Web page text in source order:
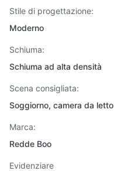
Stile di progettazione:
Moderno
Schiuma:
Schiuma ad alta densità
Scena consigliata:
Soggiorno, camera da letto
Marca:
Redde Boo
Evidenziare